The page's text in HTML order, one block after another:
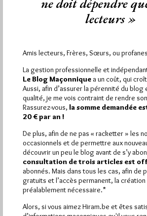
Hier vendredi 7 août 2026, Hiram.be a
visiteset3 133 pages ont été lues
Pirsch.io)
ne doit dépendre
lecteurs »
Amis lecteurs, Frères, Sœurs, ou
La gestion professionnelle et
Le Blog Maçonnique a un coût, qui
Aussi, afin d’assurer la pérennité du blog
qualité, je me vois contraint de rendre
Rassurez-vous, la somme demandée
20 € par an !
De plus, afin de ne pas « racketter » les
occasionnels et de permettre aux
découvrir un peu le blog avant de s’y
consultation de trois articles est
abonnés. Mais dans tous les cas, afin de
gratuits et l’accès permanent, la
préalablement nécessaire.*
Alors, si vous aimez Hiram.be et êtes